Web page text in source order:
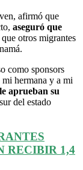
afirmó que
aseguró que
otros migrantes
como sponsors
hermana y a mi
aprueban su
del estado
RECIBIR 1,4